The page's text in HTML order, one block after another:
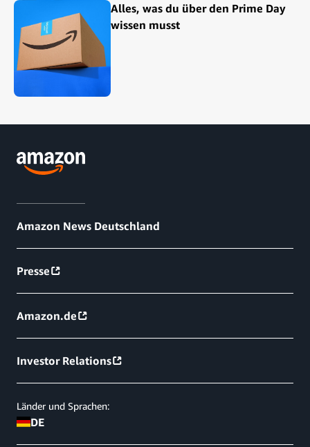
Alles, was du über den Prime Day
wissen musst
Amazon News Deutschland
Presse
Amazon.de
Investor Relations
Länder und Sprachen:
DE